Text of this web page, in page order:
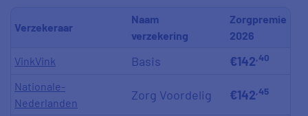
Verzekeraar
Naam
verzekering
Zorgpremie
2026
VinkVink
Basis €142,40
Nationale-
Nederlanden
Zorg Voordelig €142,45